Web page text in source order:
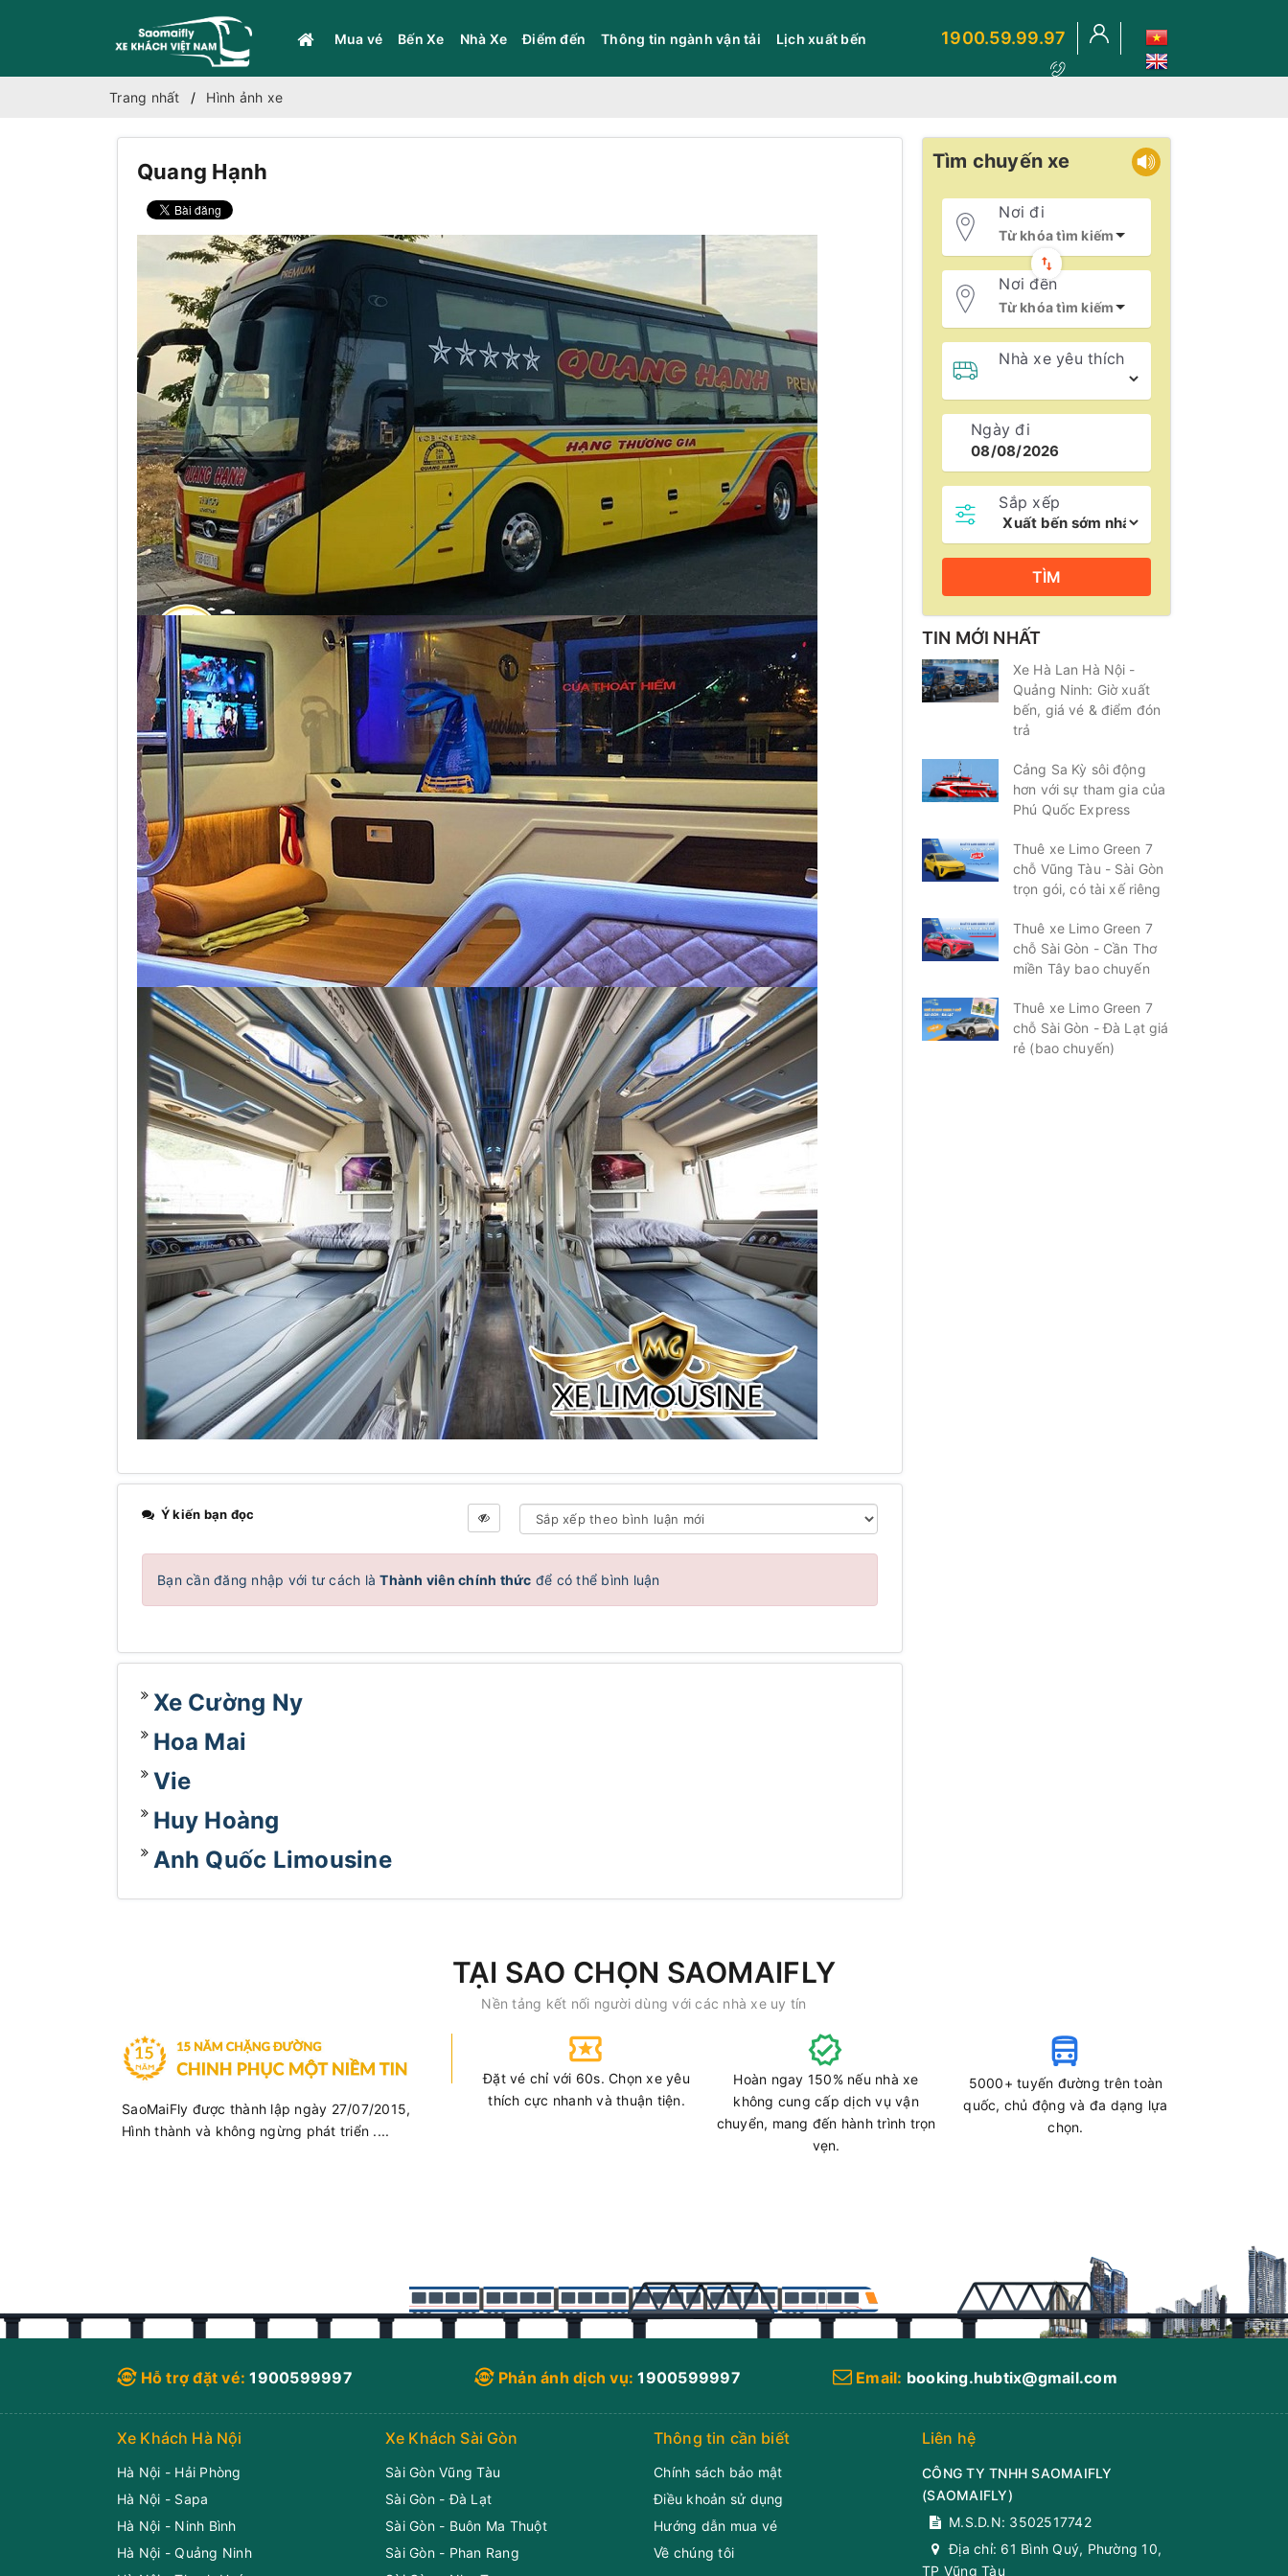
Mua vé Bến Xe Nhà Xe Điểm đến Thông tin ngành vận tải Lịch xuất bến 1900.59.99.97
Trang nhất Hình ảnh xe
Quang Hạnh
Ý kiến bạn đọc
Bạn cần đăng nhập với tư cách làThành viên chính thức để có thể bình luận
Xe Cường Ny
Hoa Mai
Vie
Huy Hoàng
Anh Quốc Limousine
Tìm chuyến xe
Nơi đi
Nơi đến
Nhà xe yêu thích
Ngày đi
Sắp xếp
TÌM
TIN MỚI NHẤT
Xe Hà Lan Hà Nội -
Quảng Ninh: Giờ xuất
bến, giá vé & điểm đón
trả
Cảng Sa Kỳ sôi động
hơn với sự tham gia của
Phú Quốc Express
Thuê xe Limo Green 7
chỗ Vũng Tàu - Sài Gòn
trọn gói, có tài xế riêng
Thuê xe Limo Green 7
chỗ Sài Gòn - Cần Thơ
miền Tây bao chuyến
Thuê xe Limo Green 7
chỗ Sài Gòn - Đà Lạt giá
rẻ (bao chuyến)
TẠI SAO CHỌN SAOMAIFLY
Nền tảng kết nối người dùng với các nhà xe uy tín
SaoMaiFly được thành lập ngày 27/07/2015,
Hình thành và không ngừng phát triển ....
Đặt vé chỉ với 60s. Chọn xe yêu
thích cực nhanh và thuận tiện.
Hoàn ngay 150% nếu nhà xe
không cung cấp dịch vụ vận
chuyển, mang đến hành trình trọn
vẹn.
5000+ tuyến đường trên toàn
quốc, chủ động và đa dạng lựa
chọn.
Hỗ trợ đặt vé: 1900599997 Phản ánh dịch vụ: 1900599997 Email: booking.hubtix@gmail.com
Xe Khách Hà Nội
Hà Nội - Hải Phòng
Hà Nội - Sapa
Hà Nội - Ninh Bình
Hà Nội - Quảng Ninh
Xe Khách Sài Gòn
Sài Gòn Vũng Tàu
Sài Gòn - Đà Lạt
Sài Gòn - Buôn Ma Thuột
Sài Gòn - Phan Rang
Thông tin cần biết
Chính sách bảo mật
Điều khoản sử dụng
Hướng dẫn mua vé
Về chúng tôi
Liên hệ
CÔNG TY TNHH SAOMAIFLY
(SAOMAIFLY)
M.S.D.N: 3502517742
Địa chỉ: 61 Bình Quý, Phường 10,
TP Vũng Tàu